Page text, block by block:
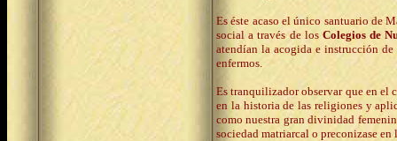
Es éste acaso el único santuario de
social a través de los Colegios de
atendían la acogida e instrucción de
enfermos.
Es tranquilizador observar que en el
en la historia de las religiones y
como nuestra gran divinidad
sociedad matriarcal o preconizase